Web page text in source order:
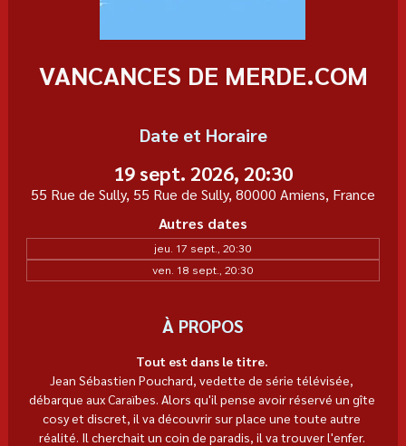
VANCANCES DE MERDE.COM
Date et Horaire
19 sept. 2026, 20:30
55 Rue de Sully, 55 Rue de Sully, 80000 Amiens, France
Autres dates
jeu. 17 sept., 20:30
ven. 18 sept., 20:30
À PROPOS
Tout est dans le titre.
Jean Sébastien Pouchard, vedette de série télévisée,
débarque aux Caraïbes. Alors qu'il pense avoir réservé un gîte
cosy et discret, il va découvrir sur place une toute autre
réalité. Il cherchait un coin de paradis, il va trouver l'enfer.